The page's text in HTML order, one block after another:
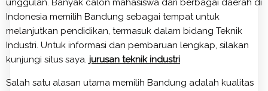
unggulan. Banyak calon mahasiswa dari berbagai daerah di
Indonesia memilih Bandung sebagai tempat untuk
melanjutkan pendidikan, termasuk dalam bidang Teknik
Industri. Untuk informasi dan pembaruan lengkap, silakan
kunjungi situs saya. ⁠jurusan teknik industri
Salah satu alasan utama memilih Bandung adalah kualitas